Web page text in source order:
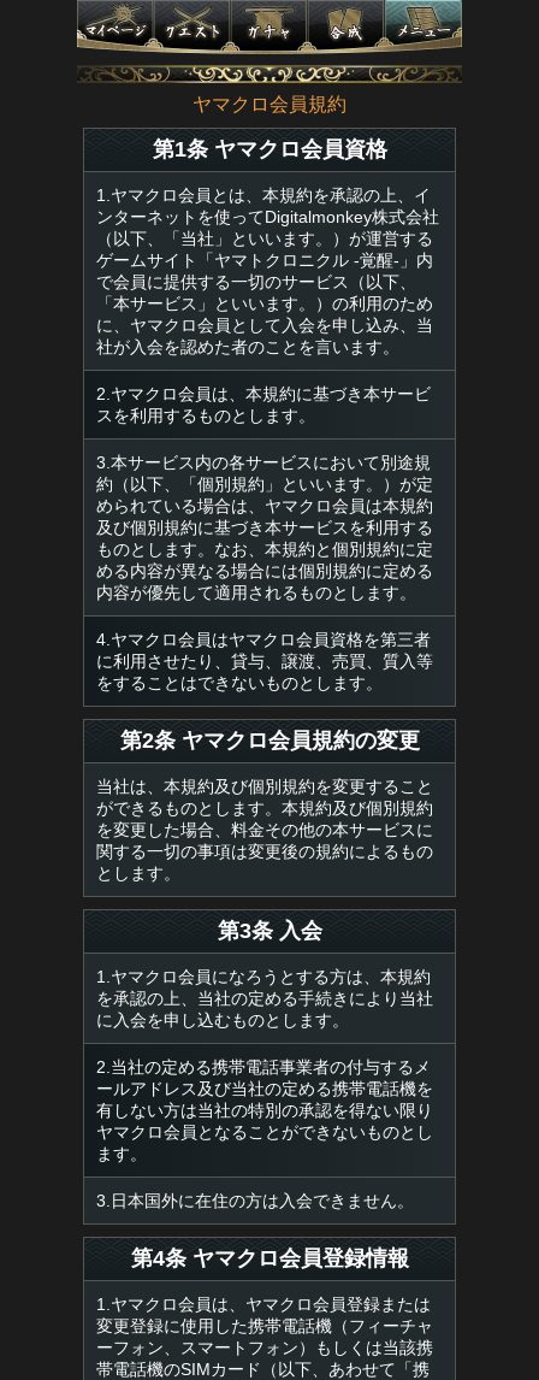
ヤマクロ会員規約
第1条 ヤマクロ会員資格
1.ヤマクロ会員とは、本規約を承認の上、イ
ンターネットを使ってDigitalmonkey株式会社
（以下、「当社」といいます。）が運営する
ゲームサイト「ヤマトクロニクル -覚醒-」内
で会員に提供する一切のサービス（以下、
「本サービス」といいます。）の利用のため
に、ヤマクロ会員として入会を申し込み、当
社が入会を認めた者のことを言います。
2.ヤマクロ会員は、本規約に基づき本サービ
スを利用するものとします。
3.本サービス内の各サービスにおいて別途規
約（以下、「個別規約」といいます。）が定
められている場合は、ヤマクロ会員は本規約
及び個別規約に基づき本サービスを利用する
ものとします。なお、本規約と個別規約に定
める内容が異なる場合には個別規約に定める
内容が優先して適用されるものとします。
4.ヤマクロ会員はヤマクロ会員資格を第三者
に利用させたり、貸与、譲渡、売買、質入等
をすることはできないものとします。
第2条 ヤマクロ会員規約の変更
当社は、本規約及び個別規約を変更すること
ができるものとします。本規約及び個別規約
を変更した場合、料金その他の本サービスに
関する一切の事項は変更後の規約によるもの
とします。
第3条 入会
1.ヤマクロ会員になろうとする方は、本規約
を承認の上、当社の定める手続きにより当社
に入会を申し込むものとします。
2.当社の定める携帯電話事業者の付与するメ
ールアドレス及び当社の定める携帯電話機を
有しない方は当社の特別の承認を得ない限り
ヤマクロ会員となることができないものとし
ます。
3.日本国外に在住の方は入会できません。
第4条 ヤマクロ会員登録情報
1.ヤマクロ会員は、ヤマクロ会員登録または
変更登録に使用した携帯電話機（フィーチャ
ーフォン、スマートフォン）もしくは当該携
帯電話機のSIMカード（以下、あわせて「携